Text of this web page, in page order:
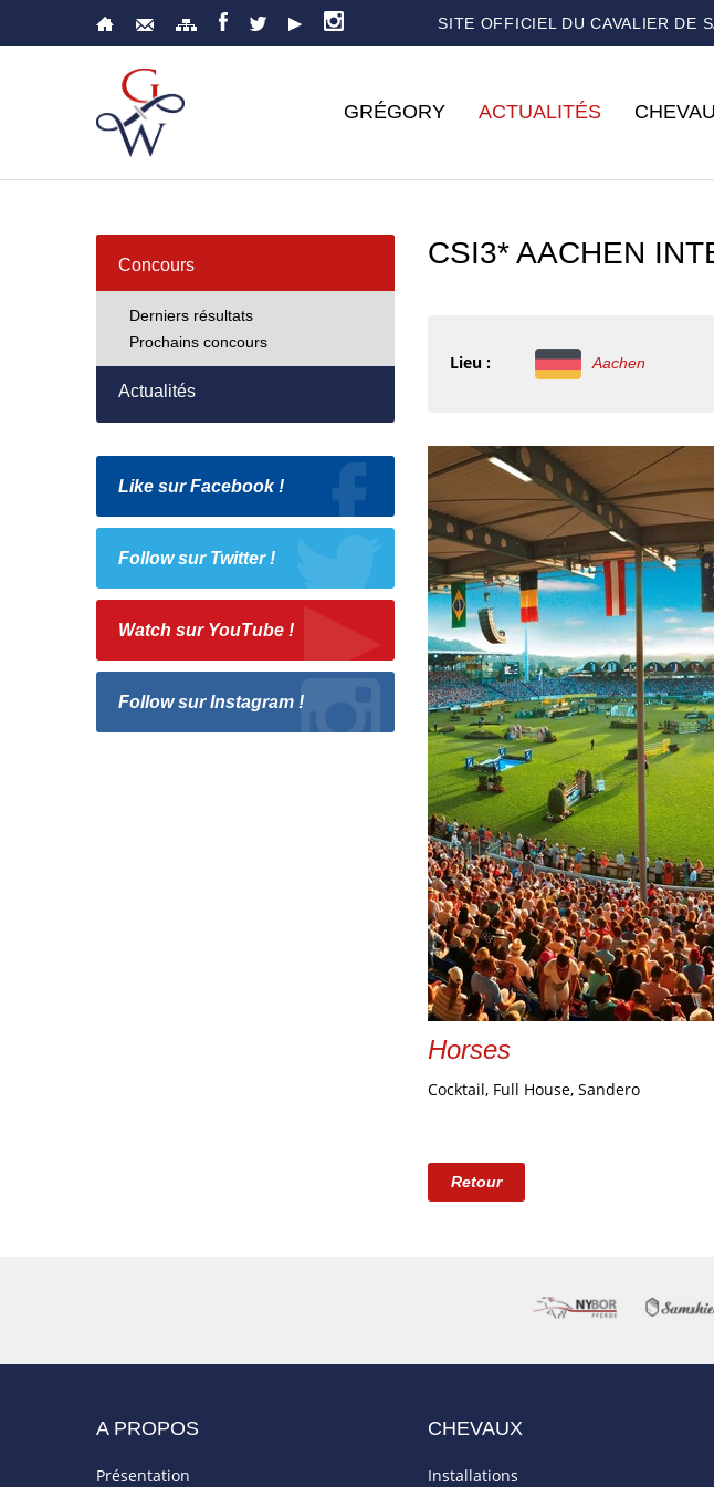
SITE OFFICIEL DU CAVALIER DE
GRÉGORY ACTUALITÉS
Concours
Derniers résultats
Prochains concours
Actualités
Like sur Facebook !
Follow sur Twitter !
Watch sur YouTube !
Follow sur Instagram !
CSI3* AACHEN
Lieu : Aachen
Horses
Cocktail, Full House, Sandero
Retour
A PROPOS
Présentation
CHEVAUX
Installations